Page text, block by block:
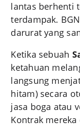
lantas berhenti
terdampak.
darurat yang
Ketika sebuah
ketahuan
langsung
hitam) secara
jasa boga atau
Kontrak